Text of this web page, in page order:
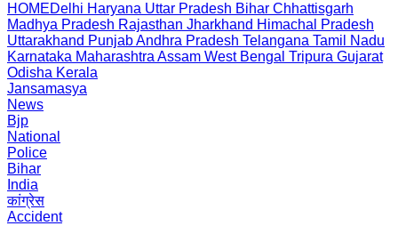
HOMEDelhi Haryana Uttar Pradesh Bihar Chhattisgarh
Madhya Pradesh Rajasthan Jharkhand Himachal Pradesh
Uttarakhand PunjabAndhra Pradesh Telangana Tamil Nadu
Karnataka Maharashtra Assam West Bengal Tripura Gujarat
Odisha Kerala
Jansamasya
News
Bjp
National
Police
Bihar
India
कांग्रेस
Accident